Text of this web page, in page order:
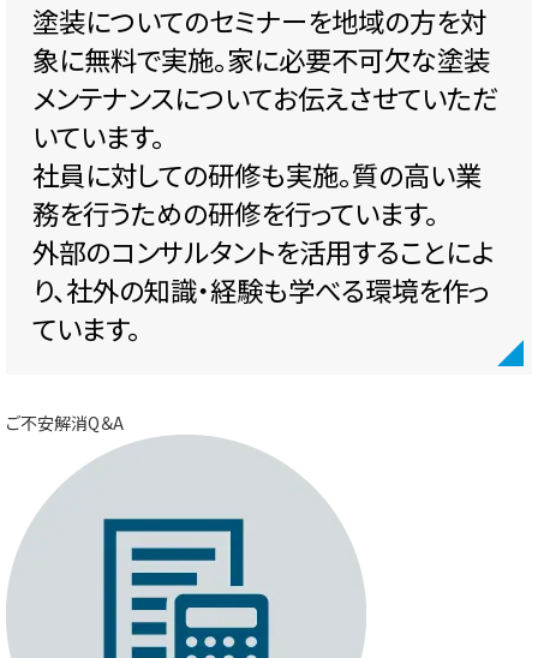
塗装についてのセミナーを地域の方を対
象に無料で実施。家に必要不可欠な塗装
メンテナンスについてお伝えさせていただ
いています。
社員に対しての研修も実施。質の高い業
務を行うための研修を行っています。
外部のコンサルタントを活用することによ
り、社外の知識・経験も学べる環境を作っ
ています。
ご不安解消Q＆A